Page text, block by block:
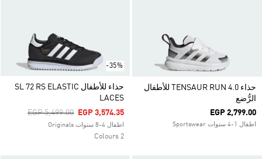
حذاء TENSAUR RUN 4.0 للأطفال
الرُّضع
EGP 2,799.00
اطفال 1-4 سنوات Sportswear
-35%
حذاء للأطفال SL 72 RS ELASTIC
LACES
Price Reduced From
EGP 5,499.00ToEGP 3,574.35
اطفال 4-8 سنوات Originals
2 Colours